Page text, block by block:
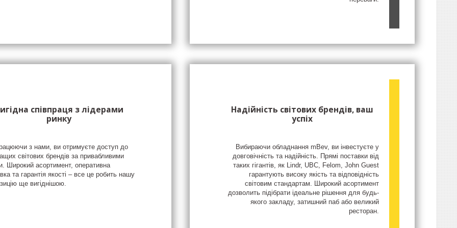
співпраця з лідерами
ринку
з нами, ви отримуєте доступ до
світових брендів за привабливими
Широкий асортимент, оперативна
та гарантія якості – все це робить нашу
ще вигіднішою.
Надійність світових брендів, ваш
успіх
Вибираючи обладнання mBev, ви інвестуєте у
довговічність та надійність. Прямі поставки від
таких гігантів, як Lindr, UBC, Felom, John Guest
гарантують високу якість та відповідність
світовим стандартам. Широкий асортимент
дозволить підібрати ідеальне рішення для будь-
якого закладу, затишний паб або великий
ресторан.